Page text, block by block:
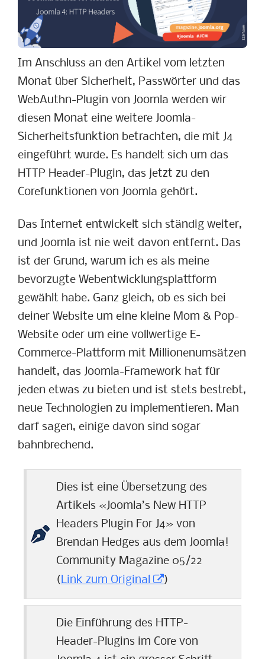
Im Anschluss an den Artikel vom letzten
Monat über Sicherheit, Passwörter und das
WebAuthn-Plugin von Joomla werden wir
diesen Monat eine weitere Joomla-
Sicherheitsfunktion betrachten, die mit J4
eingeführt wurde. Es handelt sich um das
HTTP Header-Plugin, das jetzt zu den
Corefunktionen von Joomla gehört.
Das Internet entwickelt sich ständig weiter,
und Joomla ist nie weit davon entfernt. Das
ist der Grund, warum ich es als meine
bevorzugte Webentwicklungsplattform
gewählt habe. Ganz gleich, ob es sich bei
deiner Website um eine kleine Mom & Pop-
Website oder um eine vollwertige E-
Commerce-Plattform mit Millionenumsätzen
handelt, das Joomla-Framework hat für
jeden etwas zu bieten und ist stets bestrebt,
neue Technologien zu implementieren. Man
darf sagen, einige davon sind sogar
bahnbrechend.
Dies ist eine Übersetzung des
Artikels «Joomla’s New HTTP
Headers Plugin For J4» von
Brendan Hedges aus dem Joomla!
Community Magazine 05/22
( Link zum Original )
Die Einführung des HTTP-
Header-Plugins im Core von